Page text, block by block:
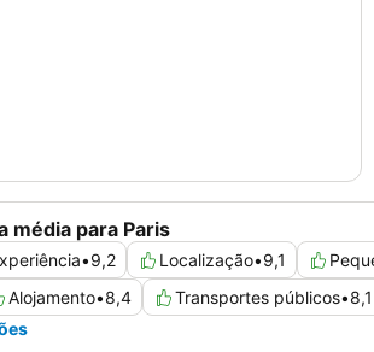
média para Paris
•9,2 Localização•9,1
Alojamento•8,4 Transportes públicos•8,1